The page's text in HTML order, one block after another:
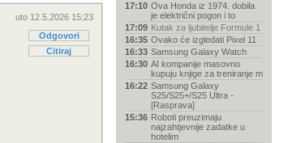
uto 12.5.2026 15:23
Odgovori
Citiraj
17:10 Ova Honda iz 1974. dobila
je električni pogon i to
17:09 Kutak za ljubitelje Formule 1
16:35 Ovako će izgledati Pixel 11
16:33 Samsung Galaxy Watch
16:30 AI kompanije masovno
kupuju knjige za treniranje m
16:22 Samsung Galaxy
S25/S25+/S25 Ultra -
[Rasprava]
15:36 Roboti preuzimaju
najzahtjevnije zadatke u
hotelim